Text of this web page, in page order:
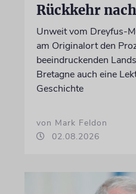
Rückkehr
Unweit vom Dreyfus-
am Originalort den
beeindruckenden
Bretagne auch eine
Geschichte
von Mark Feldon
02.08.2026